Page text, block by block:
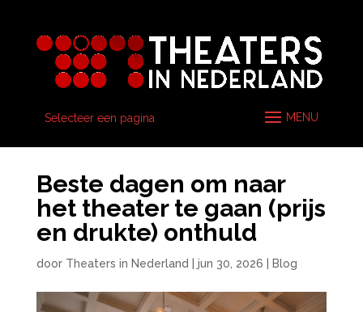
Selecteer een pagina
Beste dagen om naar
het theater te gaan (prijs
en drukte) onthuld
door Theaters in Nederland jun 30, 2026 Blog